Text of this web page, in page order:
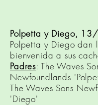
Polpetta y Diego,
Polpetta y Diego dan
bienvenida a sus
Padres: The Waves
Newfoundlands
The Waves Sons
'Diego'